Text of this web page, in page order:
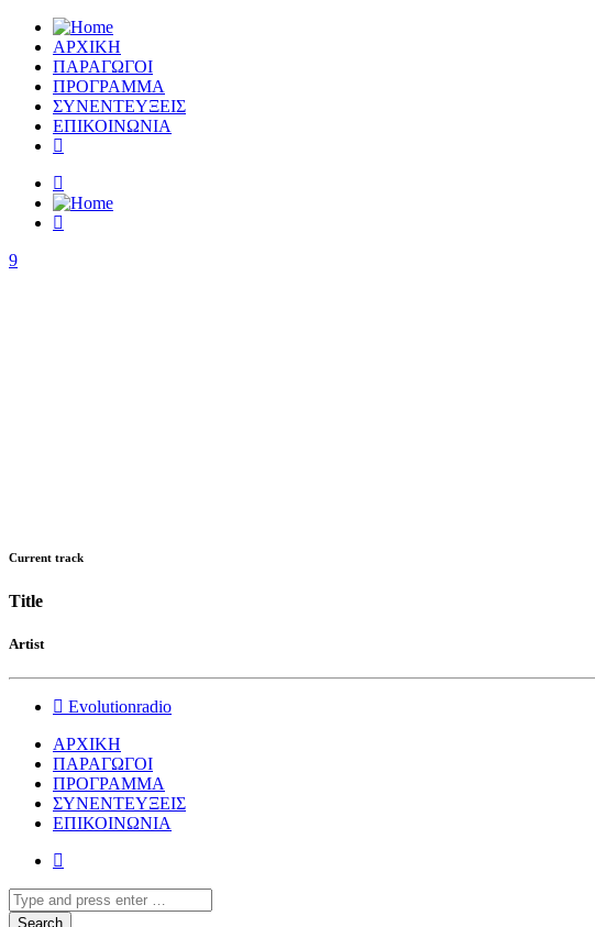
ΑΡΧΙΚΗ
ΠΑΡΑΓΩΓΟΙ
ΠΡΟΓΡΑΜΜΑ
ΣΥΝΕΝΤΕΥΞΕΙΣ
ΕΠΙΚΟΙΝΩΝΙΑ
Current track
Title
Artist
Εvolutionradio
ΑΡΧΙΚΗ
ΠΑΡΑΓΩΓΟΙ
ΠΡΟΓΡΑΜΜΑ
ΣΥΝΕΝΤΕΥΞΕΙΣ
ΕΠΙΚΟΙΝΩΝΙΑ